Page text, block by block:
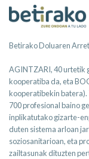
Betirako Doluaren
AGINTZARI, 40 urtetik
kooperatiba da, eta
kooperatibekin
700 profesional baino
inplikatutako gizarte-
duten sistema arloan
soziosanitarioan, eta
zailtasunak dituzten